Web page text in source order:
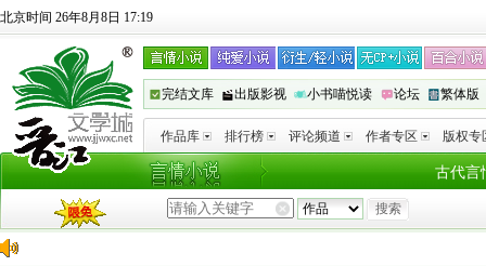
北京时间 26年8月8日 17:19
完结文库 出版影视 小书喵悦读 论坛 繁体版
作品库 排行榜 评论频道 作者专区 版权专
古代言